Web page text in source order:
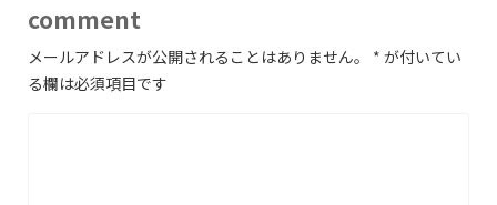
comment
メールアドレスが公開されることはありません。 * が付いてい
る欄は必須項目です